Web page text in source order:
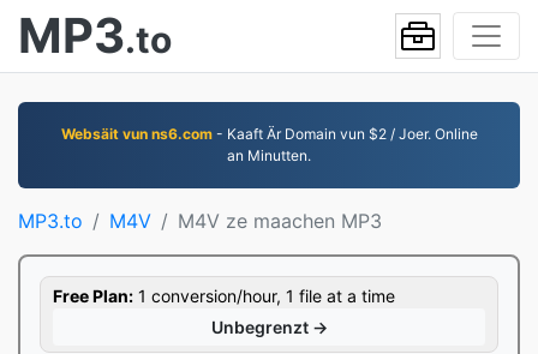
MP3.to
Websäit vun ns6.com- Kaaft Är Domain vun $2 / Joer. Online
an Minutten.
MP3.to M4V M4V ze maachen MP3
Free Plan: 1 conversion/hour, 1 file at a time
Unbegrenzt →